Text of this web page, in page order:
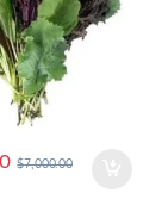
$7,000.00